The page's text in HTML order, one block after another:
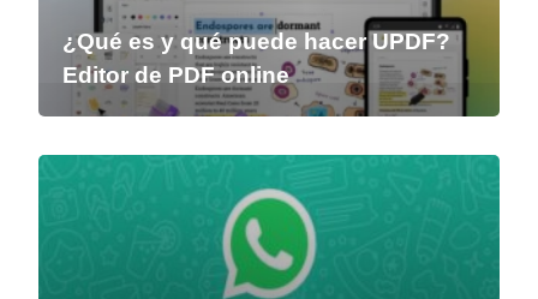
¿Qué es y qué puede hacer UPDF?
Editor de PDF online